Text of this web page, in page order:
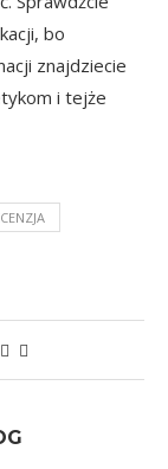
bo
znajdziecie
i tejże